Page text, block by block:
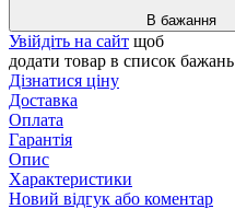
В бажання
Увійдіть на сайт щоб
додати товар в список бажань
Дізнатися ціну
Доставка
Оплата
Гарантія
Опис
Характеристики
Новий відгук або коментар